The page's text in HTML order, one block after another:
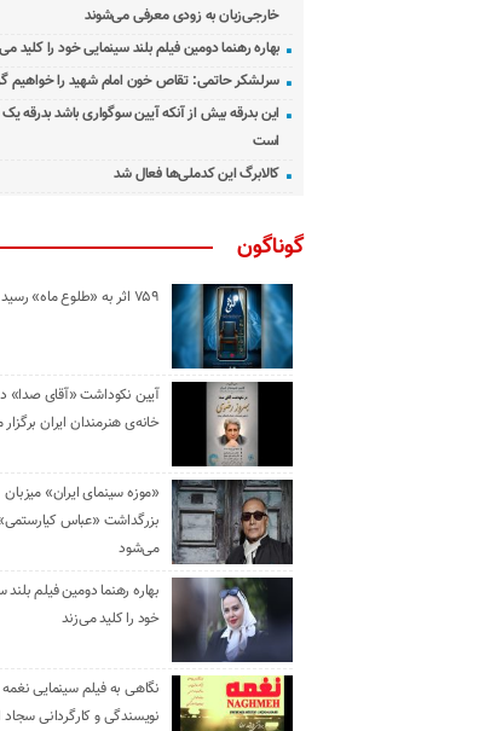
خارجی‌زبان به زودی معرفی می‌شوند
بهاره رهنما دومین فیلم بلند سینمایی خود را کلید
سرلشکر حاتمی: تقاص خون امام شهید را خواهیم
این بدرقه بیش از آنکه آیین سوگواری باشد بدرقه
است
کالابرگ این کدملی‌ها فعال شد
گوناگون
۷۵۹ اثر به «طلوع ماه» رسید
آیین نکوداشت «آقای صدا»
خانه‌ی هنرمندان ایران
«موزه سینمای ایران» میزبان
بزرگداشت «عباس
می‌شود
بهاره رهنما دومین فیلم بلند
خود را کلید می‌زند
نگاهی به فیلم سینمایی نغمه
نویسندگی و کارگردانی